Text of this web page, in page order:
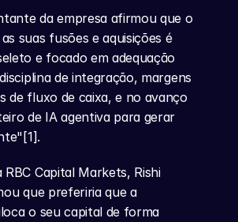
da empresa afirmou que o
suas fusões e aquisições é
e focado em adequação
de integração, margens
de fluxo de caixa, e no avanço
de IA agentiva para gerar
RBC Capital Markets, Rishi
que preferiria que a
o seu capital de forma